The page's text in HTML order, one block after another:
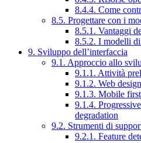
8.4.4. Come
8.5. Progettare con i
8.5.1. Vantaggi
8.5.2. I modelli
9. Sviluppo dell’interfaccia
9.1. Approccio allo
9.1.1. Attività
9.1.2. Web
9.1.3. Mobile first
9.1.4.
degradation
9.2. Strumenti di
9.2.1. Feature